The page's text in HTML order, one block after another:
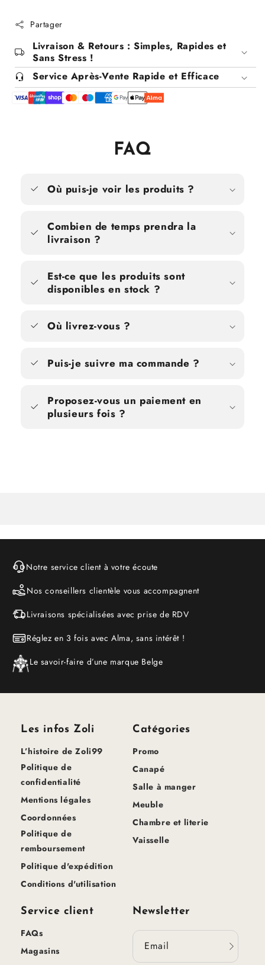
60x100CM
Partager
Livraison & Retours : Simples, Rapides et
Sans Stress !
Service Après-Vente Rapide et Efficace
FAQ
Où puis-je voir les produits ?
Combien de temps prendra la
livraison ?
Est-ce que les produits sont
disponibles en stock ?
Où livrez-vous ?
Puis-je suivre ma commande ?
Proposez-vous un paiement en
plusieurs fois ?
Notre service client à votre écoute
Nos conseillers clientèle vous accompagnent
Livraisons spécialisées avec prise de RDV
Réglez en 3 fois avec Alma, sans intérêt !
Le savoir-faire d’une marque Belge
Les infos Zoli
L’histoire de Zoli99
Politique de
confidentialité
Mentions légales
Coordonnées
Politique de
remboursement
Politique d'expédition
Conditions d'utilisation
Catégories
Promo
Canapé
Salle à manger
Meuble
Chambre et literie
Vaisselle
Service client
FAQs
Magasins
Newsletter
Email